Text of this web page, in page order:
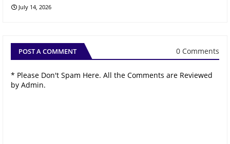
July 14, 2026
POST A COMMENT 0 Comments
* Please Don't Spam Here. All the Comments are Reviewed
by Admin.